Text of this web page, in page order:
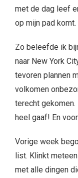
met de dag leef
op mijn pad komt.
Zo beleefde ik
naar New York
tevoren plannen
volkomen
terecht gekomen.
heel gaaf! En
Vorige week
list. Klinkt
met alle dingen